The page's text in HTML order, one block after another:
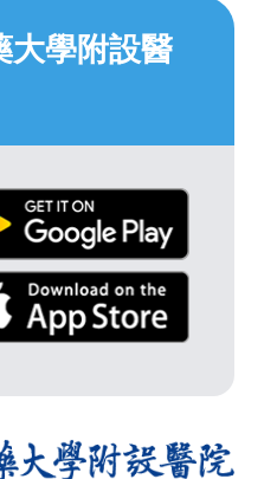
大學附設醫